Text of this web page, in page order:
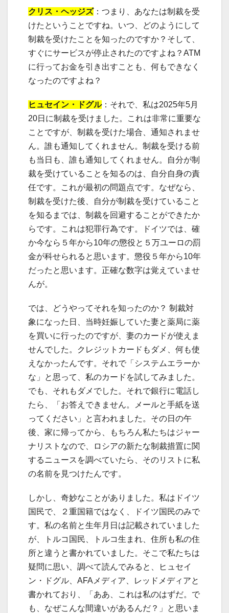
クリス・ヘッジズ：つまり、あなたは制裁を受
けたということですね。いつ、どのようにして
制裁を受けたことを知ったのですか？そして、
すぐにサービスが停止されたのですよね？ATM
に行ってお金を引き出すことも、何もできなく
なったのですよね？
ヒュセイン・ドグル：それで、私は2025年5月
20日に制裁を受けました。これは非常に重要な
ことですが、制裁を受けた場合、通知されませ
ん。誰も通知してくれません。制裁を受ける前
も当日も、誰も通知してくれません。自分が制
裁を受けていることを知るのは、自分自身の責
任です。これが最初の問題点です。なぜなら、
制裁を受けた後、自分が制裁を受けていること
を知るまでは、制裁を回避することができたか
らです。これは犯罪行為です。ドイツでは、確
か今なら５年から10年の懲役と５万ユーロの罰
金が科せられると思います。懲役５年から10年
だったと思います。正確な数字は覚えていませ
んが。
では、どうやってそれを知ったのか？ 制裁対
象になった日、当時妊娠していた妻と薬局に薬
を買いに行ったのですが、妻のカードが使えま
せんでした。クレジットカードもダメ、何も使
えなかったんです。それで「システムエラーか
な」と思って、私のカードを試してみました。
でも、それもダメでした。それで銀行に電話し
たら、「お答えできません。メールと手紙を送
ってください」と言われました。その日の午
後、家に帰ってから、もちろん私たちはジャー
ナリストなので、ロシアの新たな制裁措置に関
するニュースを調べていたら、そのリストに私
の名前を見つけたんです。
しかし、奇妙なことがありました。私はドイツ
国民で、２重国籍ではなく、ドイツ国民のみで
す。私の名前と生年月日は記載されていました
が、トルコ国民、トルコ生まれ、住所も私の住
所と違うと書かれていました。そこで私たちは
疑問に思い、調べて読んでみると、ヒュセイ
ン・ドグル、AFAメディア、レッドメディアと
書かれており、「ああ、これは私のはずだ。で
も、なぜこんな間違いがあるんだ？」と思いま